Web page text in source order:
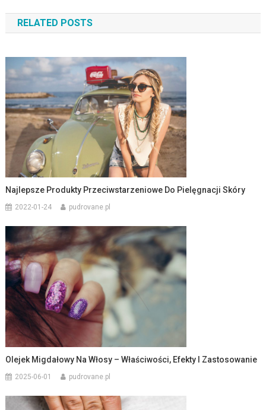
wpisu
RELATED POSTS
Najlepsze Produkty Przeciwstarzeniowe Do Pielęgnacji Skóry
2022-01-24 pudrovane.pl
Olejek Migdałowy Na Włosy – Właściwości, Efekty I Zastosowanie
2025-06-01 pudrovane.pl